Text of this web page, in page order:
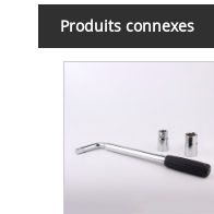
Produits connexes